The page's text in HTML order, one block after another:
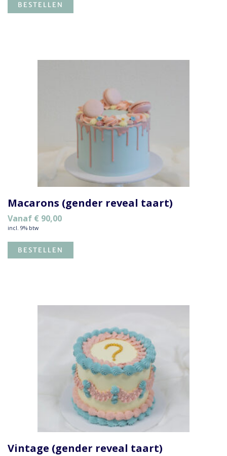
BESTELLEN
Macarons (gender reveal taart)
Vanaf € 90,00
incl. 9% btw
BESTELLEN
Vintage (gender reveal taart)